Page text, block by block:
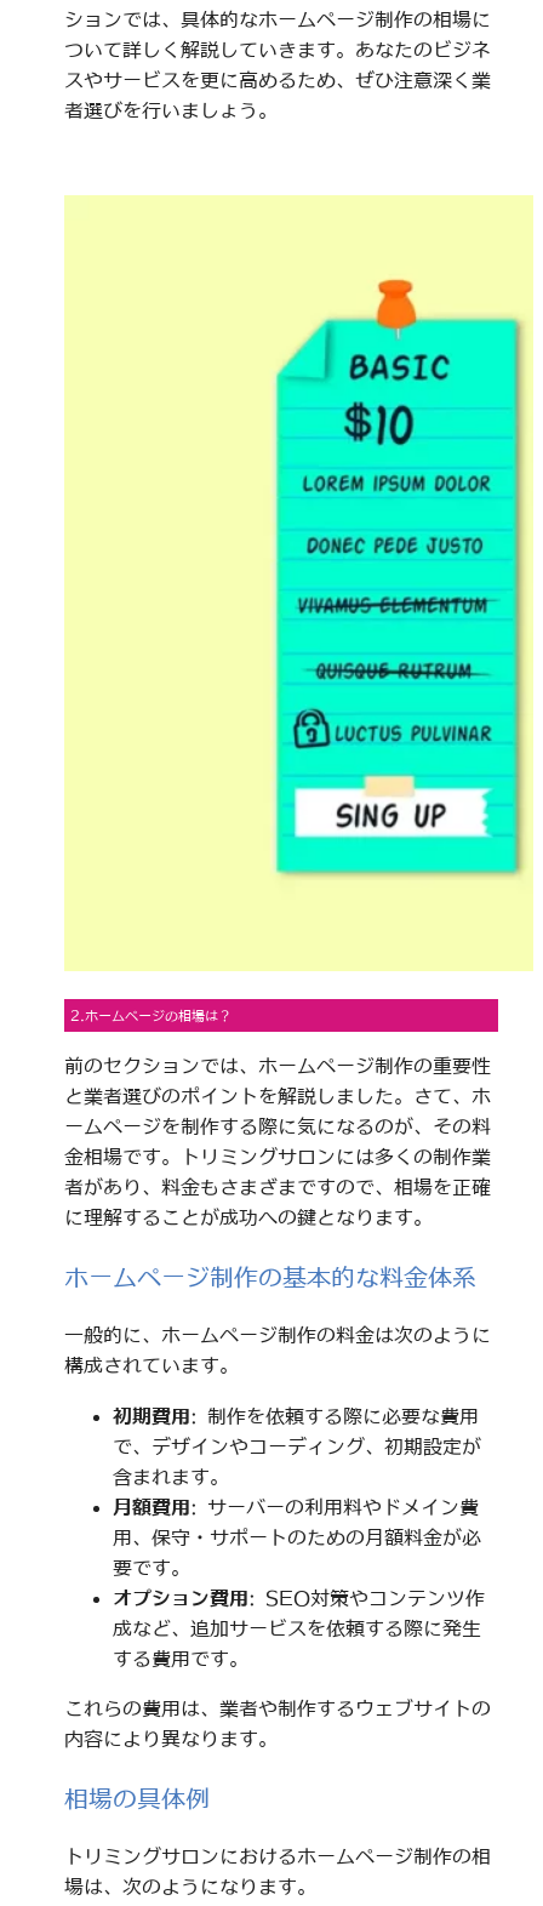
ションでは、具体的なホームページ制作の相場に
ついて詳しく解説していきます。あなたのビジネ
スやサービスを更に高めるため、ぜひ注意深く業
者選びを行いましょう。
2.ホームページの相場は？
前のセクションでは、ホームページ制作の重要性
と業者選びのポイントを解説しました。さて、ホ
ームページを制作する際に気になるのが、その料
金相場です。トリミングサロンには多くの制作業
者があり、料金もさまざまですので、相場を正確
に理解することが成功への鍵となります。
ホームページ制作の基本的な料金体系
一般的に、ホームページ制作の料金は次のように
構成されています。
初期費用: 制作を依頼する際に必要な費用
で、デザインやコーディング、初期設定が
含まれます。
月額費用: サーバーの利用料やドメイン費
用、保守・サポートのための月額料金が必
要です。
オプション費用: SEO対策やコンテンツ作
成など、追加サービスを依頼する際に発生
する費用です。
これらの費用は、業者や制作するウェブサイトの
内容により異なります。
相場の具体例
トリミングサロンにおけるホームページ制作の相
場は、次のようになります。